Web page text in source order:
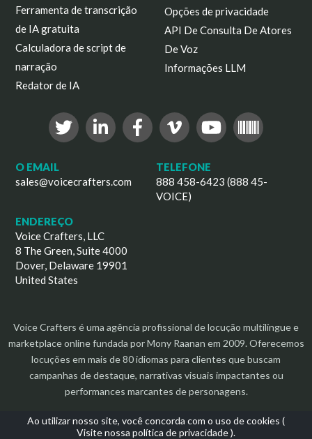
Ao utilizar nosso site, você concorda com o uso de cookies (
Visite nossa política de privacidade).
Ferramenta de transcrição
de IA gratuita
Calculadora de script de
narração
Redator de IA
Opções de privacidade
API De Consulta De Atores
De Voz
Informações LLM
O EMAIL
sales@voicecrafters.com
TELEFONE
888 458-6423 (888 45-
VOICE)
ENDEREÇO
Voice Crafters, LLC
8 The Green, Suite 4000
Dover, Delaware 19901
United States
Voice Crafters é uma agência profissional de locução multilíngue e
marketplace online fundada por Mony Raanan em 2009. Oferecemos
locuções em mais de 80 idiomas para clientes que buscam
campanhas de destaque, narrativas visuais impactantes ou
performances marcantes de personagens.